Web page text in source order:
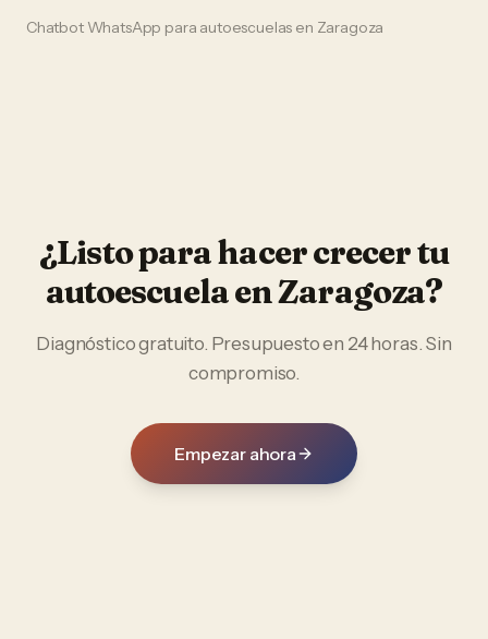
Chatbot WhatsApp para autoescuelas en Zaragoza
¿Listo para hacer crecer tu
autoescuelaenZaragoza?
Diagnóstico gratuito. Presupuesto en 24 horas. Sin
compromiso.
Empezar ahora